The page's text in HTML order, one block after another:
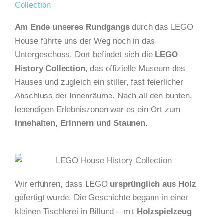
Collection
Am Ende unseres Rundgangs durch das LEGO
House führte uns der Weg noch in das
Untergeschoss. Dort befindet sich die LEGO
History Collection, das offizielle Museum des
Hauses und zugleich ein stiller, fast feierlicher
Abschluss der Innenräume. Nach all den bunten,
lebendigen Erlebniszonen war es ein Ort zum
Innehalten, Erinnern und Staunen.
Wir erfuhren, dass LEGO ursprünglich aus Holz
gefertigt wurde. Die Geschichte begann in einer
kleinen Tischlerei in Billund – mit Holzspielzeug